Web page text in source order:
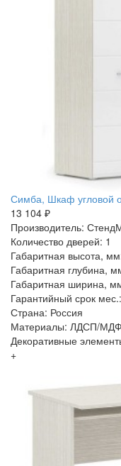
Симба, Шкаф угловой
13 104 ₽
Производитель:
Количество дверей: 1
Габаритная высота,
Габаритная глубина,
Габаритная ширина,
Гарантийный срок
Страна: Россия
Материалы: ЛДСП/МДФ
Декоративные
+